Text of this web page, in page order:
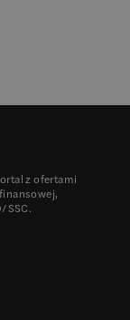
z ofertami
SSC.